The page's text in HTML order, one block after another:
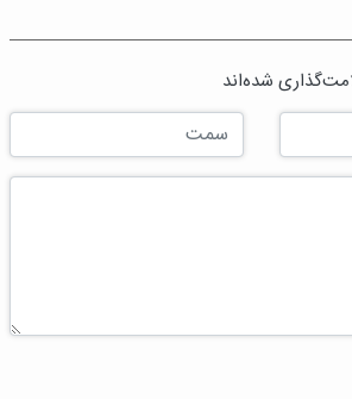
شده‌اند